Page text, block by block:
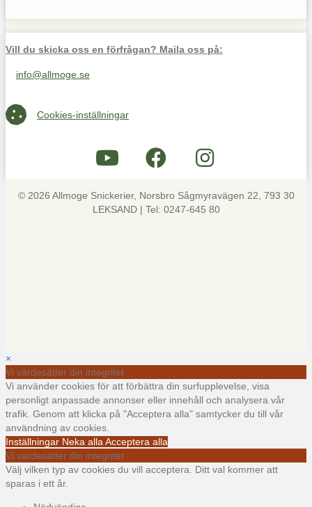
Vill du skicka oss en förfrågan? Maila oss på:
Maila oss på info@allmoge.se
info@allmoge.se
Cookies-inställningar
Cookies-inställningar
© 2026 Allmoge Snickerier, Norsbro Sågmyravägen 22, 793 30
LEKSAND | Tel: 0247-645 80
×
Vi värdesätter din integritet
Vi använder cookies för att förbättra din surfupplevelse, visa
personligt anpassade annonser eller innehåll och analysera vår
trafik. Genom att klicka på "Acceptera alla" samtycker du till vår
användning av cookies.
Inställningar Neka alla Acceptera alla
Vi värdesätter din integritet
Välj vilken typ av cookies du vill acceptera. Ditt val kommer att
sparas i ett år.